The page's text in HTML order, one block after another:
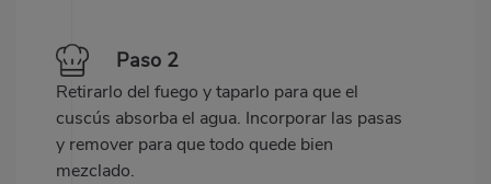
Paso 2
Retirarlo del fuego y taparlo para que el
cuscús absorba el agua. Incorporar las pasas
y remover para que todo quede bien
mezclado.